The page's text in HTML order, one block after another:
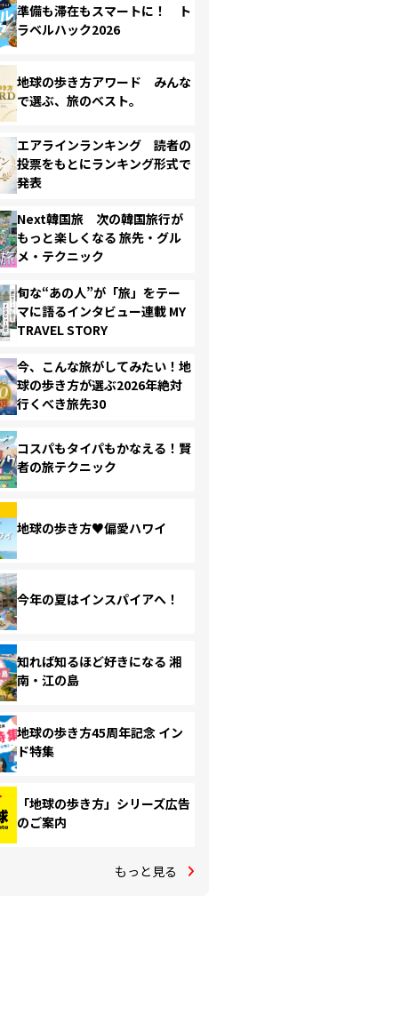
準備も滞在もスマートに！ ト
ラベルハック2026
地球の歩き方アワード みんな
で選ぶ、旅のベスト。
エアラインランキング 読者の
投票をもとにランキング形式で
発表
Next韓国旅 次の韓国旅行が
もっと楽しくなる 旅先・グル
メ・テクニック
旬な“あの人”が「旅」をテー
マに語るインタビュー連載 MY
TRAVEL STORY
今、こんな旅がしてみたい！地
球の歩き方が選ぶ2026年絶対
行くべき旅先30
コスパもタイパもかなえる！賢
者の旅テクニック
地球の歩き方♥偏愛ハワイ
今年の夏はインスパイアへ！
知れば知るほど好きになる 湘
南・江の島
地球の歩き方45周年記念 イン
ド特集
「地球の歩き方」シリーズ広告
のご案内
もっと見る